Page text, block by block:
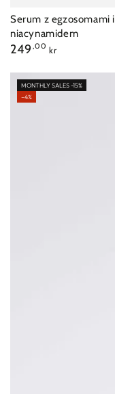
Serum z egzosomami i
niacynamidem
Cena
249 ,00 kr
MONTHLY SALES -15%
–4%